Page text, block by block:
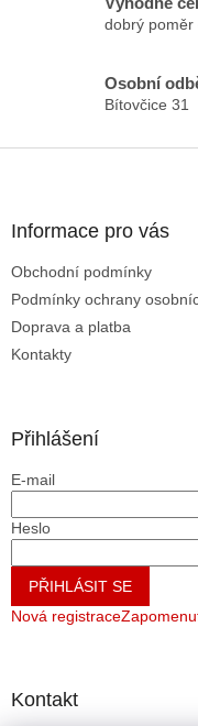
dobrý poměr
Osobní
Bítovčice 31
Informace pro vás
Obchodní podmínky
Podmínky ochrany
Doprava a platba
Kontakty
Přihlášení
E-mail
Heslo
PŘIHLÁSIT SE
Nová registrace
Kontakt